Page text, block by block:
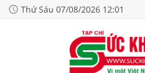
Thứ Sáu 07/08/2026 12:01